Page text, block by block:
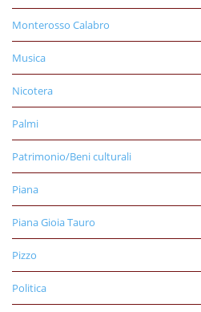
Monterosso Calabro
Musica
Nicotera
Palmi
Patrimonio/Beni culturali
Piana
Piana Gioia Tauro
Pizzo
Politica